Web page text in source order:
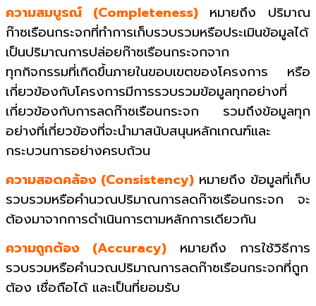
ความสมบูรณ์ (Completeness)
หมายถึง ปริมาณ
ก๊าซเรือนกระจกที่ทำการเก็บรวบรวมหรือประเมินข้อมูลได้
เป็นปริมาณการปล่อยก๊าซเรือนกระจกจาก
ทุกกิจกรรมที่เกิดขึ้นภายในขอบเขตของโครงการ หรือ
เกี่ยวข้องกับโครงการมีการรวบรวมข้อมูลทุกอย่างที่
เกี่ยวข้องกับการลดก๊าซเรือนกระจก รวมถึงข้อมูลทุก
อย่างที่เกี่ยวข้องที่จะนำมาสนับสนุนหลักเกณฑ์และ
กระบวนการอย่างครบถ้วน
ความสอดคล้อง (Consistency) หมายถึง ข้อมูลที่เก็บ
รวบรวมหรือคำนวณปริมาณการลดก๊าซเรือนกระจก จะ
ต้องมาจากการดำเนินการตามหลักการเดียวกัน
ความถูกต้อง (Accuracy) หมายถึง การใช้วิธีการ
รวบรวมหรือคำนวณปริมาณการลดก๊าซเรือนกระจกที่ถูก
ต้อง เชื่อถือได้ และเป็นที่ยอมรับ